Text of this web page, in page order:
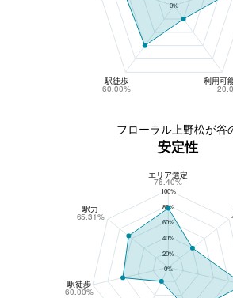
0%
駅徒歩
60.00%
利用可
フローラル上野松が谷
安定性
100%
80%
60%
40%
20%
0%
エリア選定
76.40%
駅力
65.31%
駅徒歩
60.00%